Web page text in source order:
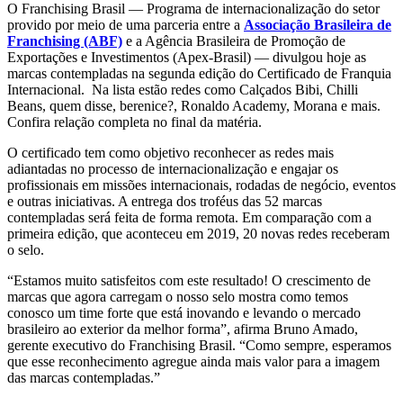
O Franchising Brasil — Programa de internacionalização do setor
provido por meio de uma parceria entre a Associação Brasileira de
Franchising (ABF) e a Agência Brasileira de Promoção de
Exportações e Investimentos (Apex-Brasil) — divulgou hoje as
marcas contempladas na segunda edição do Certificado de Franquia
Internacional. Na lista estão redes como Calçados Bibi, Chilli
Beans, quem disse, berenice?, Ronaldo Academy, Morana e mais.
Confira relação completa no final da matéria.
O certificado tem como objetivo reconhecer as redes mais
adiantadas no processo de internacionalização e engajar os
profissionais em missões internacionais, rodadas de negócio, eventos
e outras iniciativas. A entrega dos troféus das 52 marcas
contempladas será feita de forma remota. Em comparação com a
primeira edição, que aconteceu em 2019, 20 novas redes receberam
o selo.
“Estamos muito satisfeitos com este resultado! O crescimento de
marcas que agora carregam o nosso selo mostra como temos
conosco um time forte que está inovando e levando o mercado
brasileiro ao exterior da melhor forma”, afirma Bruno Amado,
gerente executivo do Franchising Brasil. “Como sempre, esperamos
que esse reconhecimento agregue ainda mais valor para a imagem
das marcas contempladas.”